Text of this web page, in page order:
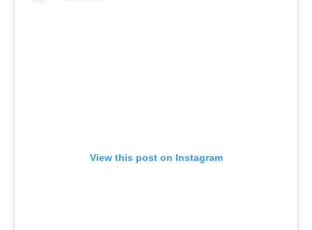
View this post on Instagram